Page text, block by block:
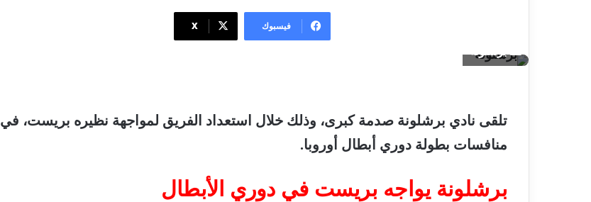
فيسبوك ‫X
برشلونة
تلقى نادي برشلونة صدمة كبرى، وذلك خلال استعداد الفريق لمواجهة نظيره بريست، في
منافسات بطولة دوري أبطال أوروبا.
برشلونة يواجه بريست في دوري الأبطال